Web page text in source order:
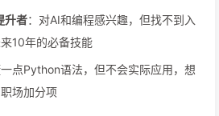
升者：对AI和编程感兴趣，但找不到入
10年的必备技能
点Python语法，但不会实际应用，想
场加分项